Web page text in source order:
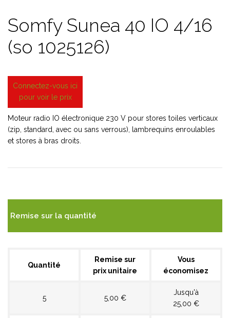
Somfy Sunea 40 IO 4/16
(so 1025126)
Connectez-vous ici
pour voir le prix
Moteur radio IO électronique 230 V pour stores toiles verticaux
(zip, standard, avec ou sans verrous), lambrequins enroulables
et stores à bras droits.
Remise sur la quantité
Quantité
Remise sur
prix unitaire
Vous
économisez
5 5,00 €
Jusqu'à
25,00 €